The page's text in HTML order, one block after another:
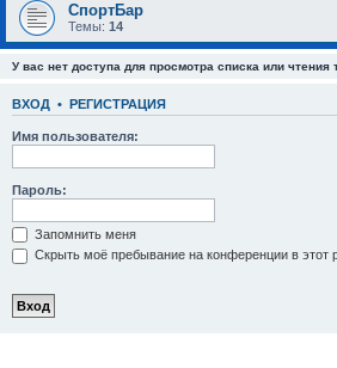
СпортБар
Темы: 14
У вас нет доступа для просмотра списка или чтения
ВХОД • РЕГИСТРАЦИЯ
Имя пользователя:
Пароль:
Запомнить меня
Скрыть моё пребывание на конференции в этот